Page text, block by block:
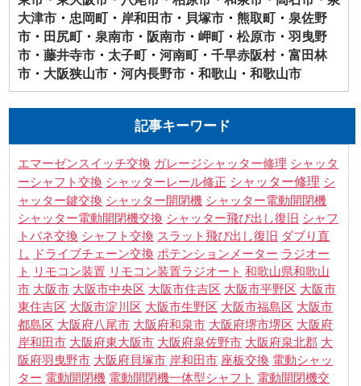
大津市 ・忠岡町 ・ 岸和田市 ・ 貝塚市 ・熊取町 ・泉佐野
市 ・ 田尻町 ・泉南市 ・ 阪南市 ・岬町 ・松原市 ・羽曳野
市 ・ 藤井寺市 ・ 太子町 ・河南町 ・千早赤阪村・富田林
市 ・ 大阪狭山市 ・河内長野市 ・和歌山 ・和歌山市
記事キーワード
エマーゼンスイッチ交換 ガレージシャッター修理 シャッタ
ーシャフト交換 シャッターレール修正 シャッター修理 シ
ャッター鍵交換 シャッター開閉機 シャッター電動開閉機
シャッター電動開閉機交換 シャッター飛び出し復旧 シャフ
トバネ交換 シャフト交換 スラット飛び出し復旧 ダブり直
し
ドライブチェーン交換 ポテンションメーター ラジオー
ト
リモコン装置 リモコン装置ラジオート 和歌山県和歌山
市 大阪市 大阪市中央区 大阪市住吉区 大阪市平野区 大阪市
東住吉区 大阪市淀川区 大阪市生野区 大阪市福島区 大阪市
都島区 大阪府八尾市 大阪府和泉市 大阪府堺市堺区 大阪府
岸和田市 大阪府東大阪市 大阪府泉佐野市 大阪府泉北郡 大
阪府羽曳野市 大阪府貝塚市 岸和田市 座板交換 電動シャッ
ター 電動開閉機 電動開閉機一体型シャフト 電動開閉機交